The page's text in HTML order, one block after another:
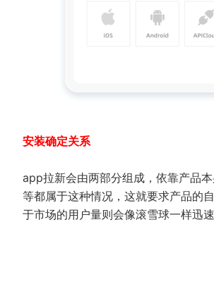
安装确定关系
app拉新会由两部分组成，依靠产品
等都属于这种情况，这就要求产品的
于市场的用户量则会像滚雪球一样迅